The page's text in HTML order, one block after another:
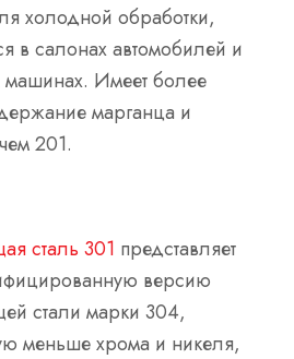
холодной обработки,
в салонах автомобилей и
машинах. Имеет более
марганца и
201.
сталь 301 представляет
версию
стали марки 304,
меньше хрома и никеля,